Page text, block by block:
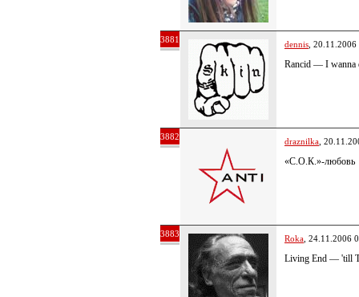
3881 dennis ,
Rancid — I wanna
3882 draznilka ,
«С.О.К.»-любовь
3883 Roka , 24.11.2006
Living End — 'till